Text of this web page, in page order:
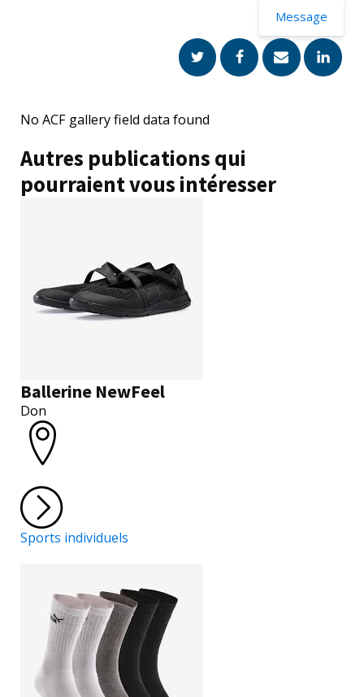
Message
No ACF gallery field data found
Autres publications qui
pourraient vous intéresser
Ballerine NewFeel
Don
Sports individuels